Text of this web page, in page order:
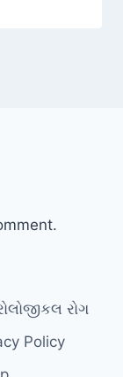
રોગ
Policy